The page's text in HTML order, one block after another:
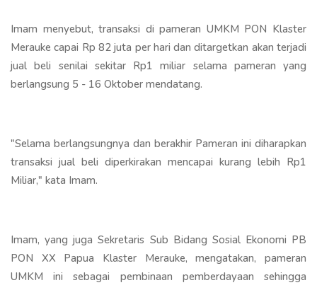
Imam menyebut, transaksi di pameran UMKM PON Klaster
Merauke capai Rp 82 juta per hari dan ditargetkan akan terjadi
jual beli senilai sekitar Rp1 miliar selama pameran yang
berlangsung 5 - 16 Oktober mendatang.
"Selama berlangsungnya dan berakhir Pameran ini diharapkan
transaksi jual beli diperkirakan mencapai kurang lebih Rp1
Miliar," kata Imam.
Imam, yang juga Sekretaris Sub Bidang Sosial Ekonomi PB
PON XX Papua Klaster Merauke, mengatakan, pameran
UMKM ini sebagai pembinaan pemberdayaan sehingga